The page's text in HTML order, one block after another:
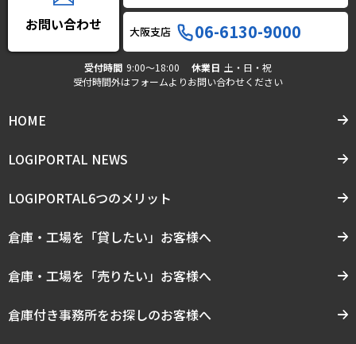
お問い合わせ 大阪支店 06-6130-9000
受付時間 9:00〜18:00 休業日 土・日・祝
受付時間外はフォームよりお問い合わせください
HOME
LOGIPORTAL NEWS
LOGIPORTAL6つのメリット
倉庫・工場を「貸したい」お客様へ
倉庫・工場を「売りたい」お客様へ
倉庫付き事務所をお探しのお客様へ